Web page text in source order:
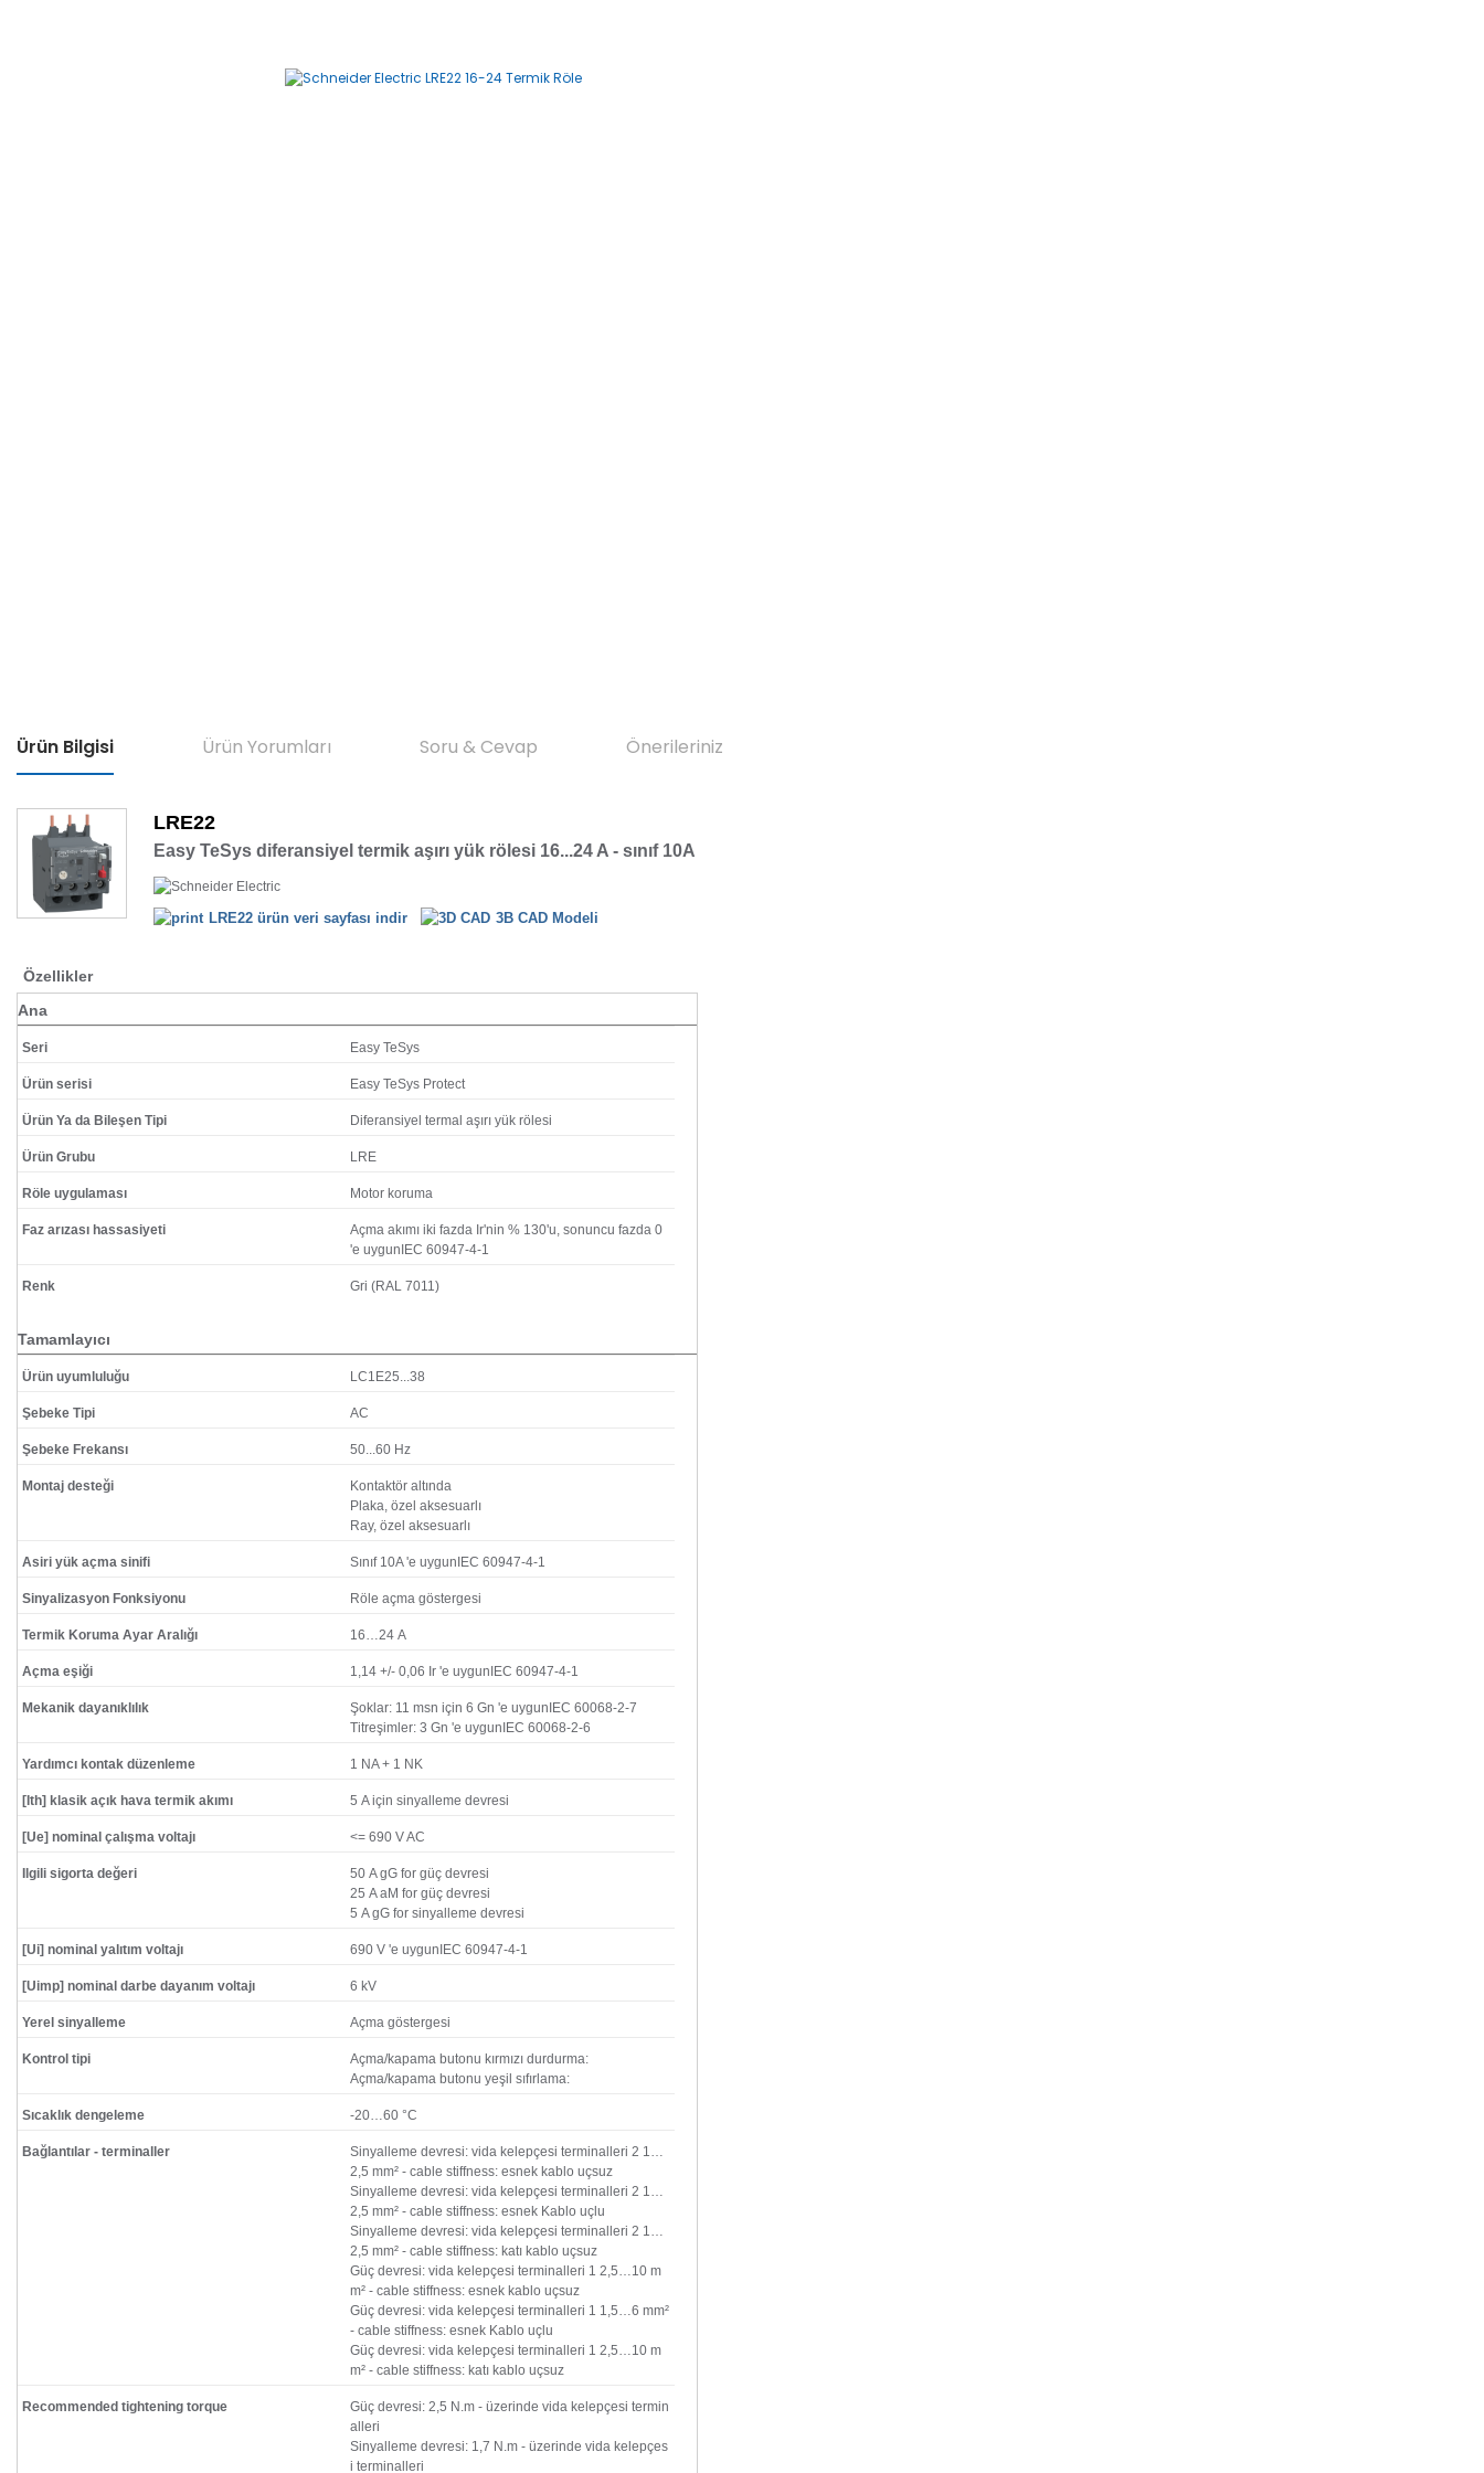
Ürün Bilgisi Ürün Yorumları Soru & Cevap Önerileriniz
LRE22
Easy TeSys diferansiyel termik aşırı yük rölesi 16...24 A - sınıf 10A
LRE22 ürün veri sayfası indir 3B CAD Modeli
Özellikler
Ana
Seri Easy TeSys
Ürün serisi Easy TeSys Protect
Ürün Ya da Bileşen Tipi Diferansiyel termal aşırı yük rölesi
Ürün Grubu LRE
Röle uygulaması Motor koruma
Faz arızası hassasiyeti
Açma akımı iki fazda Ir'nin % 130'u, sonuncu fazda 0
'e uygunIEC 60947-4-1
Renk Gri (RAL 7011)
Tamamlayıcı
Ürün uyumluluğu LC1E25...38
Şebeke Tipi AC
Şebeke Frekansı 50...60 Hz
Montaj desteği
Kontaktör altında
Plaka, özel aksesuarlı
Ray, özel aksesuarlı
Asiri yük açma sinifi Sınıf 10A 'e uygunIEC 60947-4-1
Sinyalizasyon Fonksiyonu Röle açma göstergesi
Termik Koruma Ayar Aralığı 16…24 A
Açma eşiği 1,14 +/- 0,06 Ir 'e uygunIEC 60947-4-1
Mekanik dayanıklılık
Şoklar: 11 msn için 6 Gn 'e uygunIEC 60068-2-7
Titreşimler: 3 Gn 'e uygunIEC 60068-2-6
Yardımcı kontak düzenleme 1 NA + 1 NK
[Ith] klasik açık hava termik akımı 5 A için sinyalleme devresi
[Ue] nominal çalışma voltajı <= 690 V AC
Ilgili sigorta değeri
50 A gG for güç devresi
25 A aM for güç devresi
5 A gG for sinyalleme devresi
[Ui] nominal yalıtım voltajı 690 V 'e uygunIEC 60947-4-1
[Uimp] nominal darbe dayanım voltajı 6 kV
Yerel sinyalleme Açma göstergesi
Kontrol tipi
Açma/kapama butonu kırmızı durdurma:
Açma/kapama butonu yeşil sıfırlama:
Sıcaklık dengeleme -20…60 °C
Bağlantılar - terminaller
Sinyalleme devresi: vida kelepçesi terminalleri 2 1…
2,5 mm² - cable stiffness: esnek kablo uçsuz
Sinyalleme devresi: vida kelepçesi terminalleri 2 1…
2,5 mm² - cable stiffness: esnek Kablo uçlu
Sinyalleme devresi: vida kelepçesi terminalleri 2 1…
2,5 mm² - cable stiffness: katı kablo uçsuz
Güç devresi: vida kelepçesi terminalleri 1 2,5…10 m
m² - cable stiffness: esnek kablo uçsuz
Güç devresi: vida kelepçesi terminalleri 1 1,5…6 mm²
- cable stiffness: esnek Kablo uçlu
Güç devresi: vida kelepçesi terminalleri 1 2,5…10 m
m² - cable stiffness: katı kablo uçsuz
Recommended tightening torque
Güç devresi: 2,5 N.m - üzerinde vida kelepçesi termin
alleri
Sinyalleme devresi: 1,7 N.m - üzerinde vida kelepçes
i terminalleri